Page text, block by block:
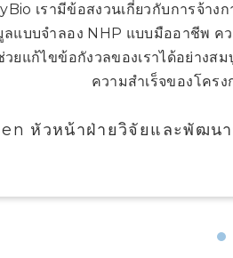
เรามีข้อสงวนเกี่ยวกับการจ้
แบบจำลอง NHP แบบมืออาชีพ ค
วยแก้ไขข้อกังวลของเราได้อย่า
ความสำเร็จของโครง
หัวหน้าฝ่ายวิจัยและพัฒน